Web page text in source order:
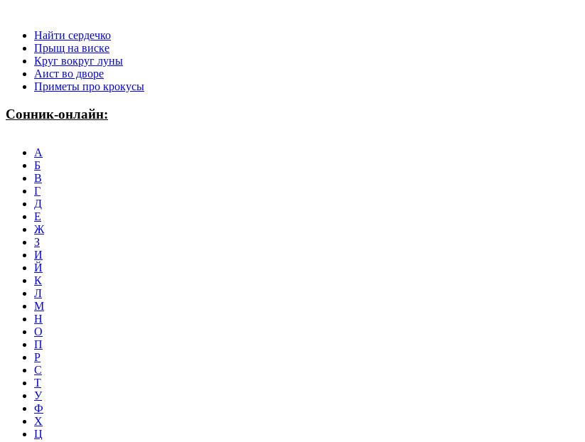
Найти сердечко
Прыщ на виске
Круг вокруг луны
Аист во дворе
Приметы про крокусы
Сонник-онлайн:
А
Б
В
Г
Д
Е
Ж
З
И
Й
К
Л
М
Н
О
П
Р
С
Т
У
Ф
Х
Ц